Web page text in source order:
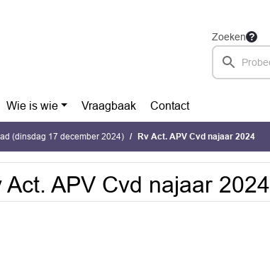
Zoeken
Wie is wie Vraagbaak Contact
(dinsdag 17 december 2024) Rv Act. APV Cvd najaar 2024
Act. APV Cvd najaar 2024